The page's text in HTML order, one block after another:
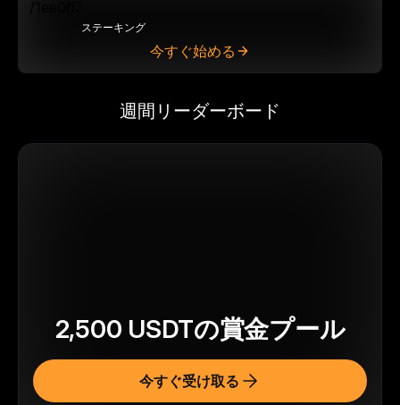
ステーキング
今すぐ始める
週間リーダーボード
2,500 USDTの賞金プール
今すぐ受け取る